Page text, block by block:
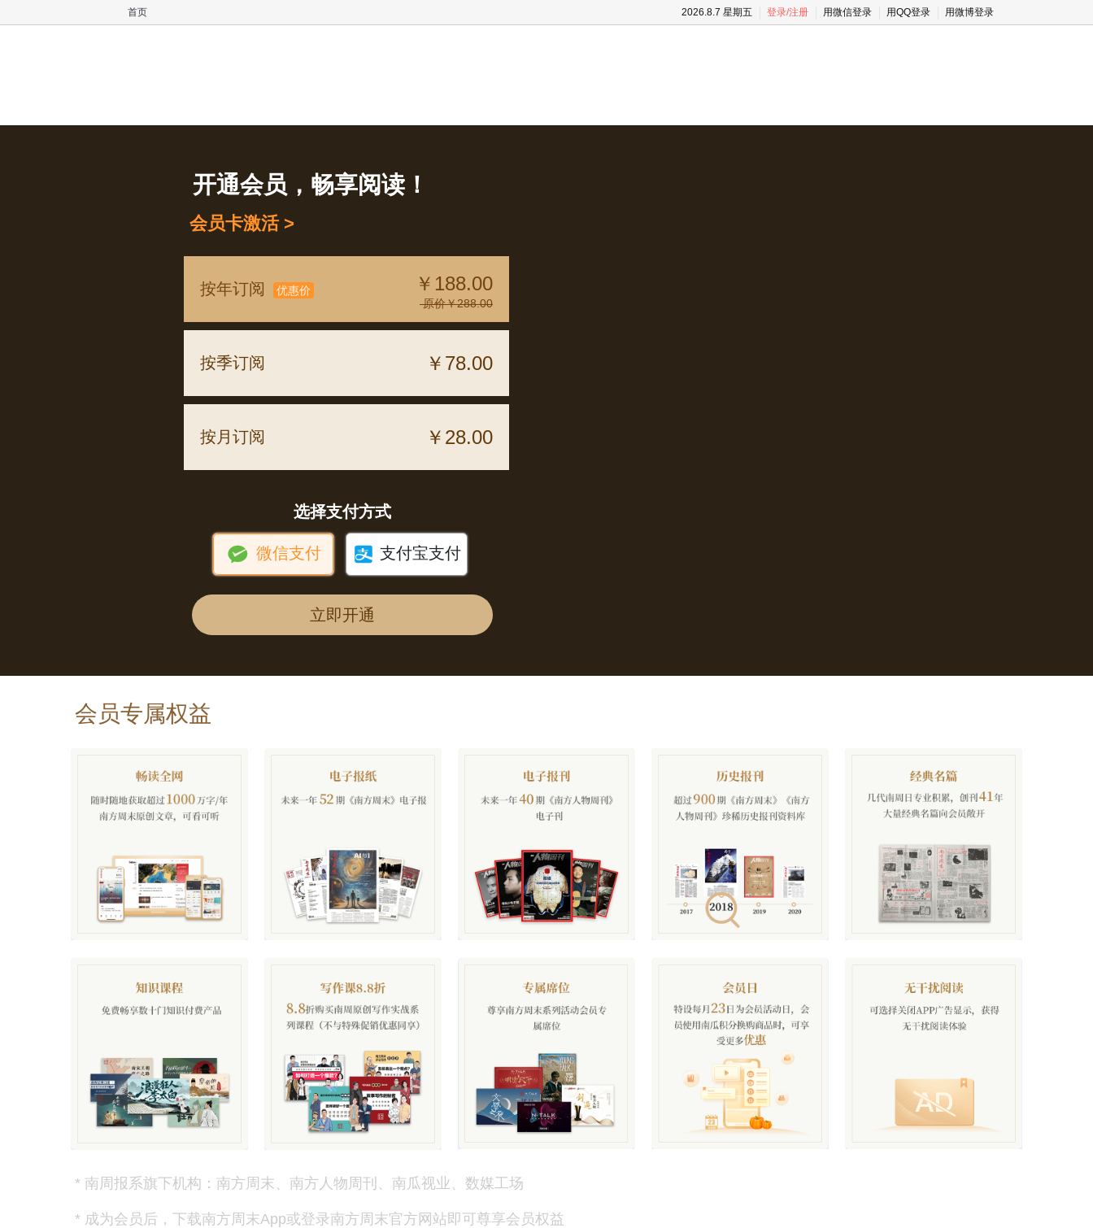
首页 2026.8.7 星期五 登录/注册 用微信登录 用QQ登录 用微博登录
开通会员，畅享阅读！
会员卡激活 >
按年订阅 优惠价 ￥188.00
原价￥288.00
按季订阅 ￥78.00
按月订阅 ￥28.00
选择支付方式
 微信支付  支付宝支付
立即开通
会员专属权益
* 南周报系旗下机构：南方周末、南方人物周刊、南瓜视业、数媒工场
* 成为会员后，下载南方周末App或登录南方周末官方网站即可尊享会员权益